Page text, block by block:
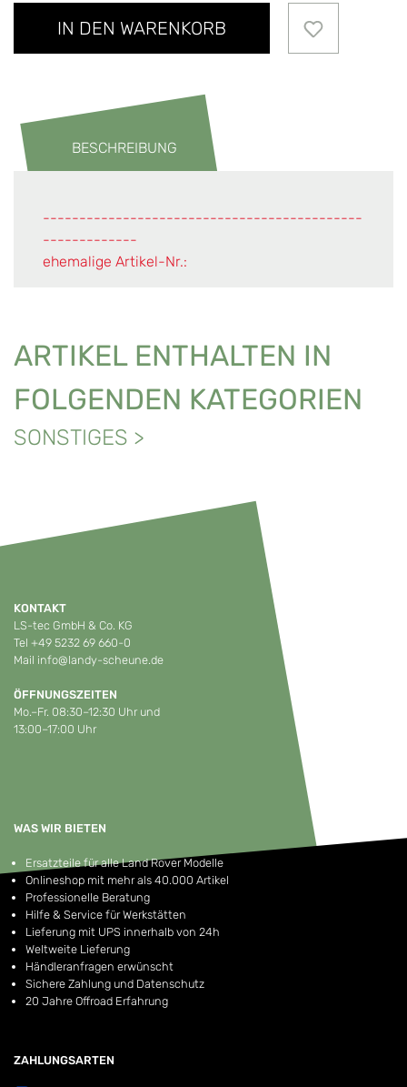
IN DEN WARENKORB
BESCHREIBUNG
--------------------------------------------
-------------
ehemalige Artikel-Nr.:
ARTIKEL ENTHALTEN IN
FOLGENDEN KATEGORIEN
SONSTIGES >
KONTAKT
LS-tec GmbH & Co. KG
Tel +49 5232 69 660-0
Mail info@landy-scheune.de
ÖFFNUNGSZEITEN
Mo.–Fr. 08:30–12:30 Uhr und
13:00–17:00 Uhr
WAS WIR BIETEN
Ersatzteile für alle Land Rover Modelle
Onlineshop mit mehr als 40.000 Artikel
Professionelle Beratung
Hilfe & Service für Werkstätten
Lieferung mit UPS innerhalb von 24h
Weltweite Lieferung
Händleranfragen erwünscht
Sichere Zahlung und Datenschutz
20 Jahre Offroad Erfahrung
ZAHLUNGSARTEN